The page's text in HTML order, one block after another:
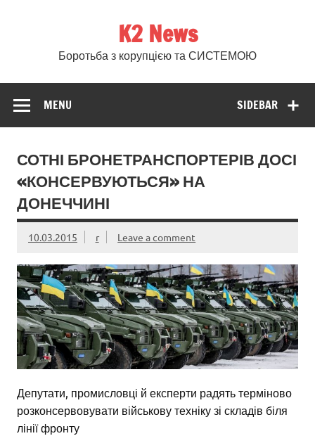
K2 News
Боротьба з корупцією та СИСТЕМОЮ
SIDEBAR
MENU
СОТНІ БРОНЕТРАНСПОРТЕРІВ ДОСІ
«КОНСЕРВУЮТЬСЯ» НА
ДОНЕЧЧИНІ
10.03.2015 r Leave a comment
Депутати, промисловці й експерти радять терміново
розконсервовувати військову техніку зі складів біля
лінії фронту